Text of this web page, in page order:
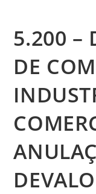
5.200 –
DE